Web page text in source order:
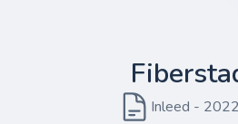
Inleed -